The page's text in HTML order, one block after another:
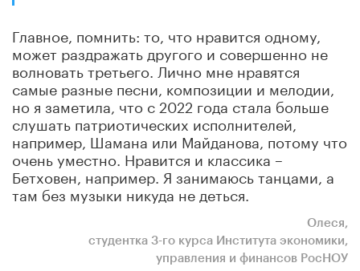
Главное, помнить: то, что нравится одному,
может раздражать другого и совершенно не
волновать третьего. Лично мне нравятся
самые разные песни, композиции и мелодии,
но я заметила, что с 2022 года стала больше
слушать патриотических исполнителей,
например, Шамана или Майданова, потому что
очень уместно. Нравится и классика –
Бетховен, например. Я занимаюсь танцами, а
там без музыки никуда не деться.
Олеся,
студентка 3-го курса Института экономики,
управления и финансов РосНОУ